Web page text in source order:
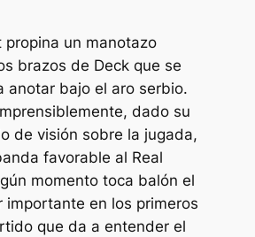
propina un manotazo
brazos de Deck que se
anotar bajo el aro serbio.
dado su
de visión sobre la jugada,
favorable al Real
momento toca balón el
importante en los primeros
que da a entender el